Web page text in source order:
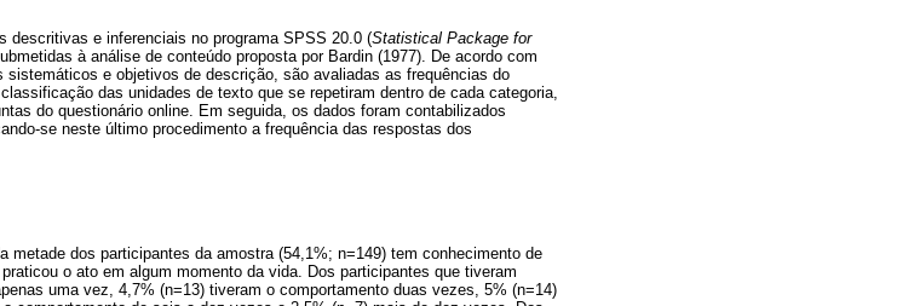
e inferenciais no programa SPSS 20.0 (Statistical Package for
à análise de conteúdo proposta por Bardin (1977). De acordo com
e objetivos de descrição, são avaliadas as frequências do
das unidades de texto que se repetiram dentro de cada categoria,
do questionário online. Em seguida, os dados foram contabilizados
se neste último procedimento a frequência das respostas dos
metade dos participantes da amostra (54,1%; n=149) tem conhecimento de
o ato em algum momento da vida. Dos participantes que tiveram
uma vez, 4,7% (n=13) tiveram o comportamento duas vezes, 5% (n=14)